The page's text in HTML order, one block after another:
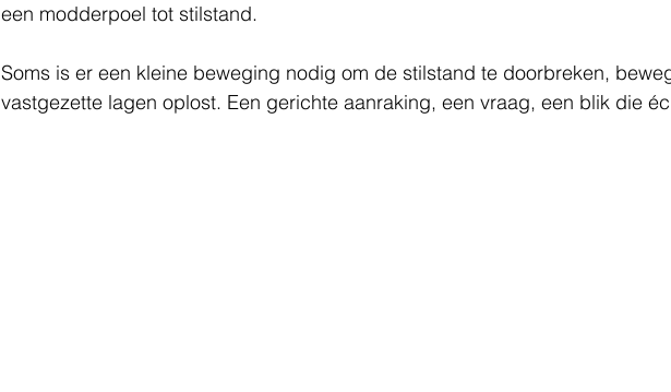
een modderpoel tot stilstand.
Soms is er een kleine beweging nodig om de stilstand te doorbreken,
vastgezette lagen oplost. Een gerichte aanraking, een vraag, een blik die